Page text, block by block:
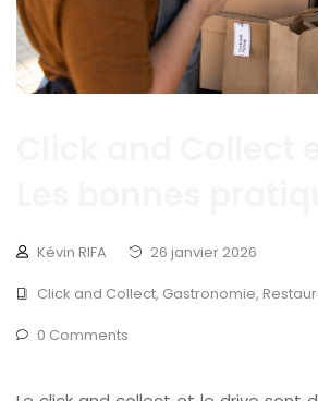
Kévin RIFA
26 janvier 2026
Click and Collect, Gastronomie,
0 Comments